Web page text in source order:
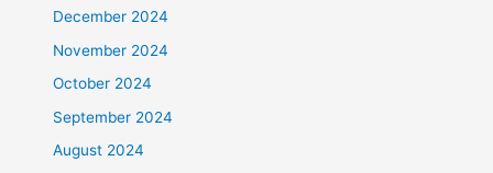
December 2024
November 2024
October 2024
September 2024
August 2024